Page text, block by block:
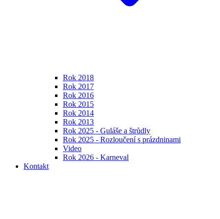
Rok 2018
Rok 2017
Rok 2016
Rok 2015
Rok 2014
Rok 2013
Rok 2025 - Guláše a štrůdly
Rok 2025 - Rozloučení s prázdninami
Video
Rok 2026 - Karneval
Kontakt